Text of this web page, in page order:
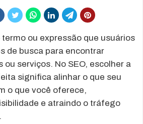
termo ou expressão que usuários
de busca para encontrar
ou serviços. No SEO, escolher a
significa alinhar o que seu
o que você oferece,
e atraindo o tráfego